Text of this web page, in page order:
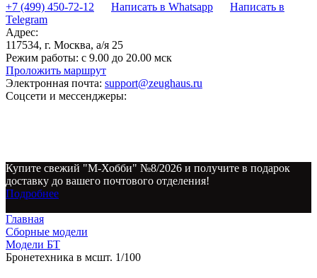
+7 (499) 450-72-12
Написать в Whatsapp
Написать в
Telegram
Адрес:
117534, г. Москва, а/я 25
Режим работы: с 9.00 до 20.00 мск
Проложить маршрут
Электронная почта: support@zeughaus.ru
Соцсети и мессенджеры:
Купите свежий "М-Хобби" №8/2026 и получите в подарок
доставку до вашего почтового отделения!
Подробнее
Главная
Сборные модели
Модели БТ
Бронетехника в мсшт. 1/100